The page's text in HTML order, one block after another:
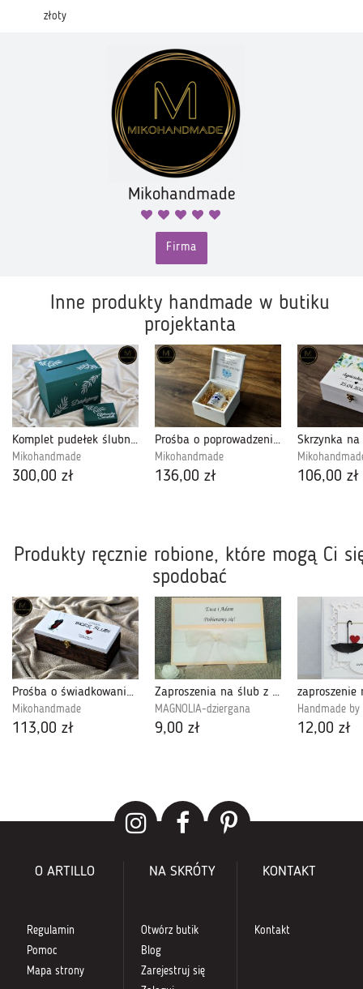
złoty
Mikohandmade
Firma
Inne produkty handmade w butiku
projektanta
Komplet pudełek ślubnych - butelkowa zieleń 2
Mikohandmade
300,00 zł
Prośba o poprowadzenie do ołtarza ślubu dla Taty
Mikohandmade
136,00 zł 106,00 zł
Produkty ręcznie robione, które mogą Ci
spodobać
Prośba o świadkowanie Box dla Świadkowej 1
Mikohandmade
113,00 zł
Zaproszenia na ślub z kokardą
MAGNOLIA-dziergana
9,00 zł
Handmade
12,00 zł
O ARTILLO
Regulamin
Pomoc
Mapa strony
NA SKRÓTY
Otwórz butik
Blog
Zarejestruj się
KONTAKT
Kontakt